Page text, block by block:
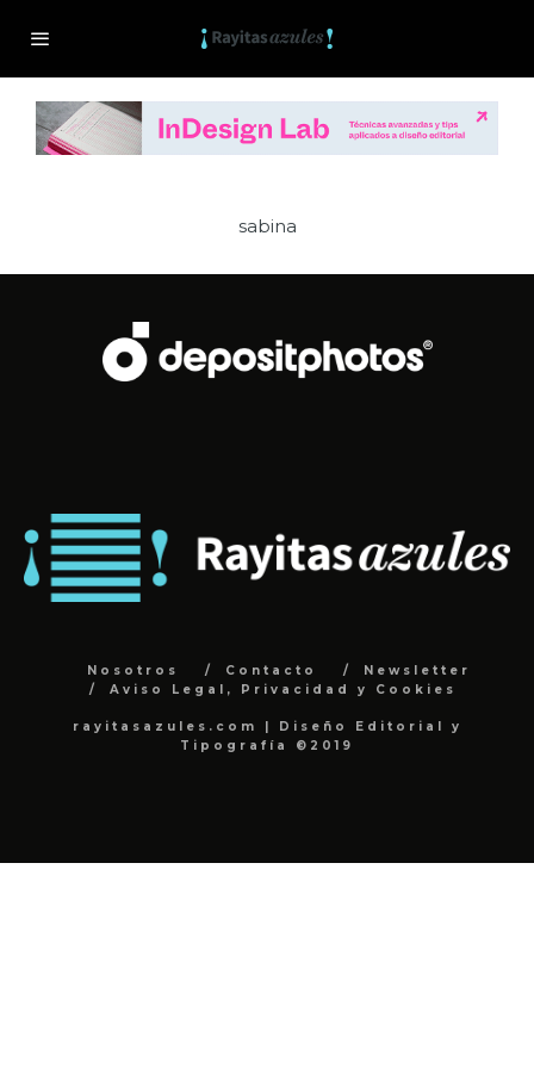
sabina
Nosotros Contacto
Newsletter
Aviso Legal, Privacidad y Cookies
rayitasazules.com | Diseño Editorial y
Tipografía ©2019